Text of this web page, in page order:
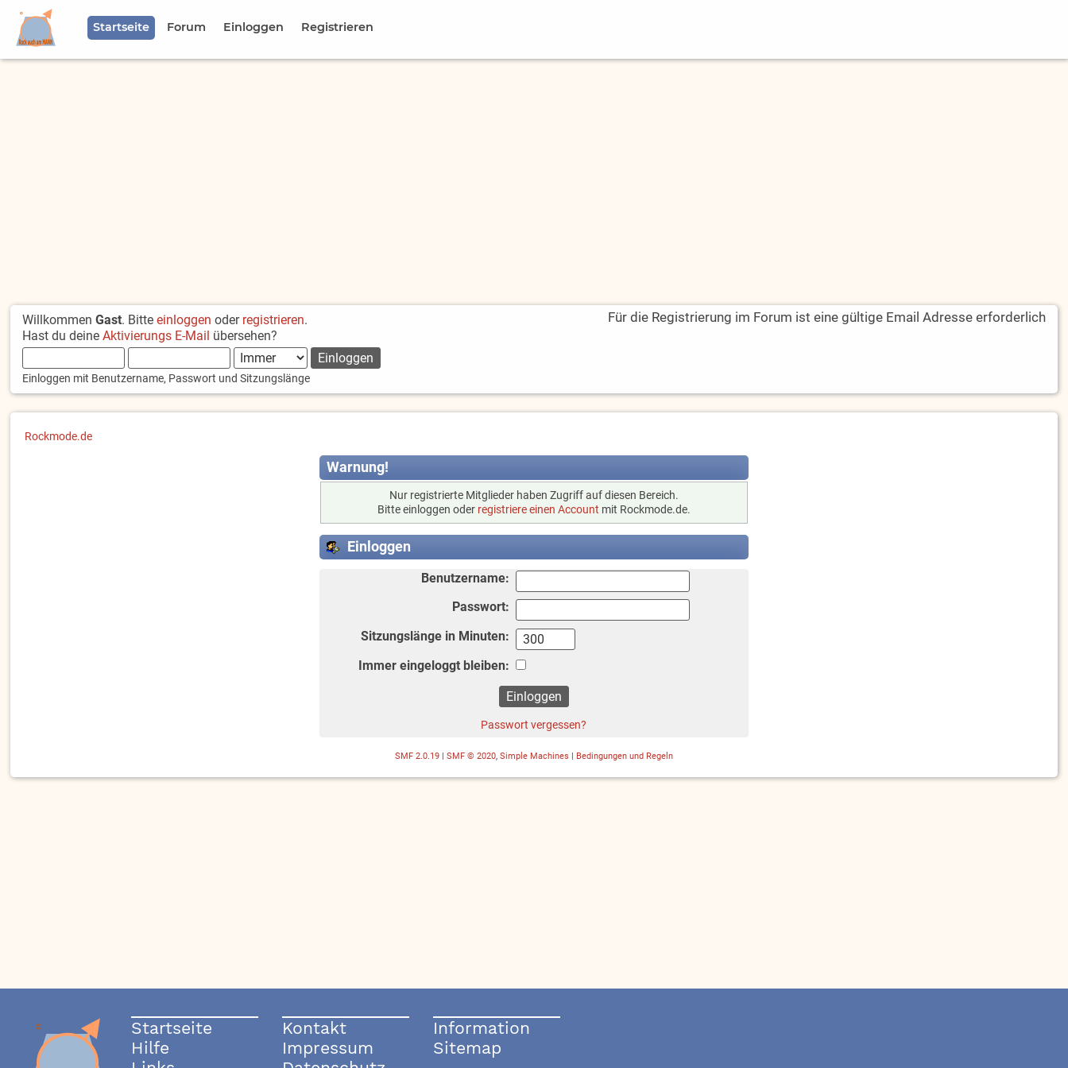
Startseite Forum Einloggen Registrieren
WillkommenGast. Bitteeinloggen oder registrieren.
Hast du deineAktivierungs E-Mail übersehen?
Einloggen mit Benutzername, Passwort und Sitzungslänge
Für die Registrierung im Forum ist eine gültige Email Adresse erforderlich
Rockmode.de
Warnung!
Nur registrierte Mitglieder haben Zugriff auf diesen Bereich.
Bitte einloggen oder registriere einen Account mit Rockmode.de.
Einloggen
Benutzername:
Passwort:
Sitzungslänge in Minuten:
Immer eingeloggt bleiben:
Passwort vergessen?
SMF 2.0.19| SMF © 2020, Simple Machines Bedingungen und Regeln
Startseite
Hilfe
Kontakt
Impressum
Information
Sitemap